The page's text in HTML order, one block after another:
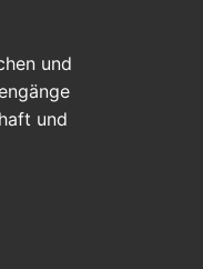
und
und